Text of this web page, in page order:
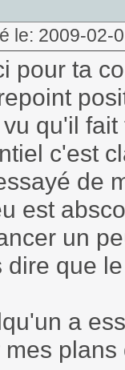
le: 2009-02-
pour ta
qu'il
c'est
de
est
un
dire que
a
mes